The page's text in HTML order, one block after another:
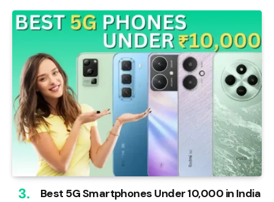
Best 5G Smartphones Under ₹10,000 in India